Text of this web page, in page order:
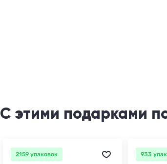
С этими подарками
2159 упаковок 933